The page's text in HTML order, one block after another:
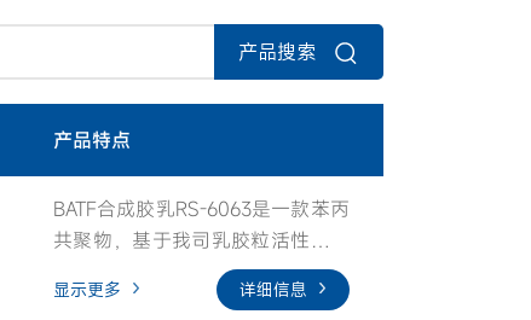
产品搜索
产品特点
BATF合成胶乳RS-6063是一款苯丙
共聚物，基于我司乳胶粒活性控制
及特有分子嵌段包覆技术平台，使
得乳液具有优异粉体承载能力、稳
显示更多 详细信息